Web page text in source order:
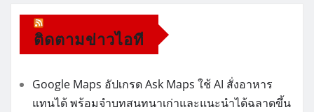
ติดตามข่าวไอที
Google Maps อัปเกรด Ask Maps ใช้ AI สั่งอาหาร
แทนได้ พร้อมจำบทสนทนาเก่าและแนะนำได้ฉลาดขึ้น